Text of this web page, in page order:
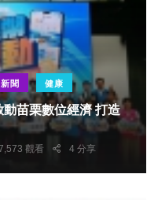
聞 健康
苗栗數位經濟 打造
觀看 4 分享